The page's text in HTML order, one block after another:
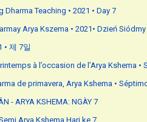
Dharma Teaching • 2021 • Day 7
Arya Kszema • 2021• Dzień Siódmy
• 제 7일
à l’occasion de l’Arya Kshema •
de primavera, Arya Kshema •
- ARYA KSHEMA: NGÀY 7
Arya Kshema Hari ke 7